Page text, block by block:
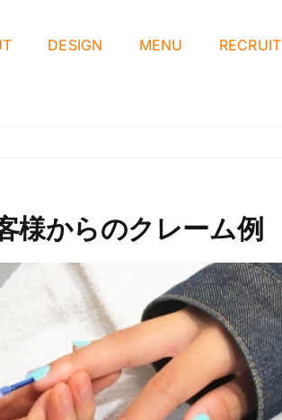
DESIGN MENU RECRUIT
様からのクレーム例